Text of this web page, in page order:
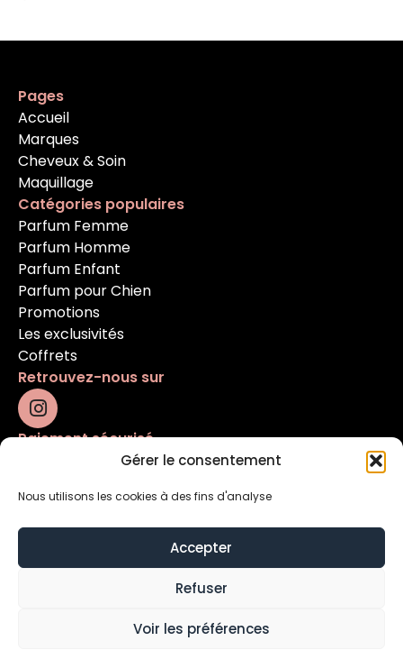
Gérer le consentement
Nous utilisons les cookies à des fins d'analyse
Accepter
Refuser
Voir les préférences
Pages
Accueil
Marques
Cheveux & Soin
Maquillage
Catégories populaires
Parfum Femme
Parfum Homme
Parfum Enfant
Parfum pour Chien
Promotions
Les exclusivités
Coffrets
Retrouvez-nous sur
Paiement sécurisé
Conditions générales